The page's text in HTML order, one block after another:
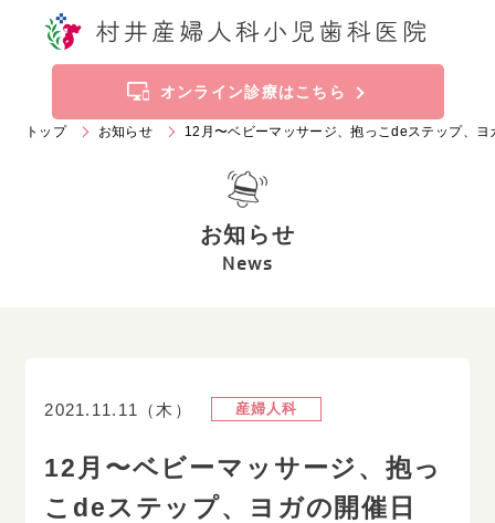
オンライン診療はこちら
トップ お知らせ
ご挨拶
産婦人科
Tel.019-636-2211
トップ お知らせ 12月〜ベビーマッサージ、抱っこdeステップ、ヨ
お知らせ
News
2021.11.11（木） 産婦人科
12月〜ベビーマッサージ、抱っ
こdeステップ、ヨガの開催日